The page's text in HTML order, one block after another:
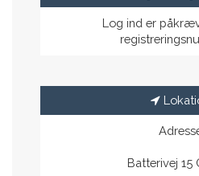
Log ind er
Batterivej 15